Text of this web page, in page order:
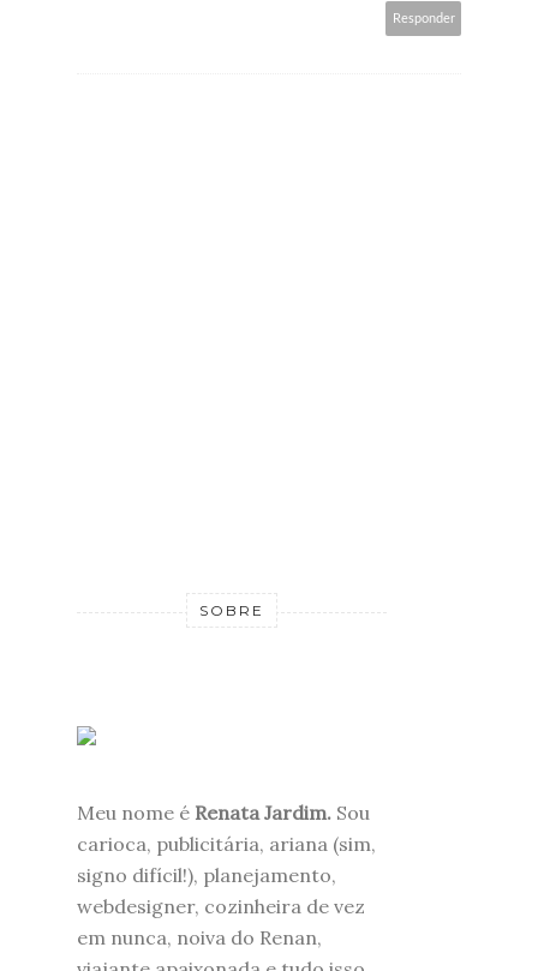
Responder
SOBRE
Meu nome é Renata Jardim. Sou
carioca, publicitária, ariana (sim,
signo difícil!), planejamento,
webdesigner, cozinheira de vez
em nunca, noiva do Renan,